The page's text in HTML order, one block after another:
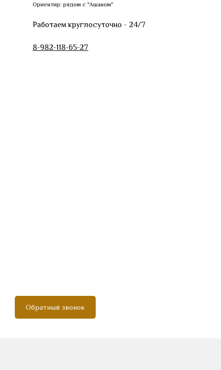
Ориентир: рядом с "Ашаном"
Работаем круглосуточно - 24/7
8-982-118-65-27
Обратный звонок